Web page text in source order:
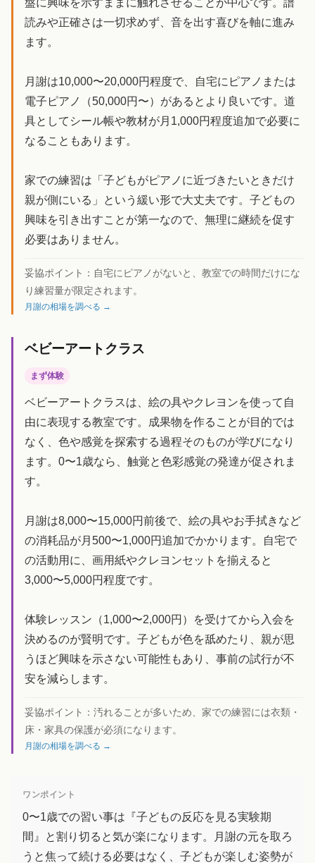
読みや正確さは一切求めず、音を出す喜びを軸に進み
ます。
月謝は10,000〜20,000円程度で、自宅にピアノまたは
電子ピアノ（50,000円〜）があるとより良いです。道
具としてシール帳や教材が月1,000円程度追加で必要に
なることもあります。
家での練習は「子どもがピアノに近づきたいときだけ
親が側にいる」という緩い形で大丈夫です。子どもの
興味を引き出すことが第一なので、無理に継続を促す
必要はありません。
妥協ポイント： 自宅にピアノがないと、教室での時間だけにな
り練習量が限定されます。
月謝の相場を調べる →
ベビーアートクラス
まず体験
ベビーアートクラスは、絵の具やクレヨンを使って自
由に表現する教室です。成果物を作ることが目的では
なく、色や感覚を探索する過程そのものが学びになり
ます。0〜1歳なら、触覚と色彩感覚の発達が促されま
す。
月謝は8,000〜15,000円前後で、絵の具やお手拭きなど
の消耗品が月500〜1,000円追加でかかります。自宅で
の活動用に、画用紙やクレヨンセットを揃えると
3,000〜5,000円程度です。
体験レッスン（1,000〜2,000円）を受けてから入会を
決めるのが賢明です。子どもが色を舐めたり、親が思
うほど興味を示さない可能性もあり、事前の試行が不
安を減らします。
妥協ポイント： 汚れることが多いため、家での練習には衣類・
床・家具の保護が必須になります。
月謝の相場を調べる →
ワンポイント
0〜1歳での習い事は『子どもの反応を見る実験期
間』と割り切ると気が楽になります。月謝の元を取ろ
うと焦って続ける必要はなく、子どもが楽しむ姿勢が